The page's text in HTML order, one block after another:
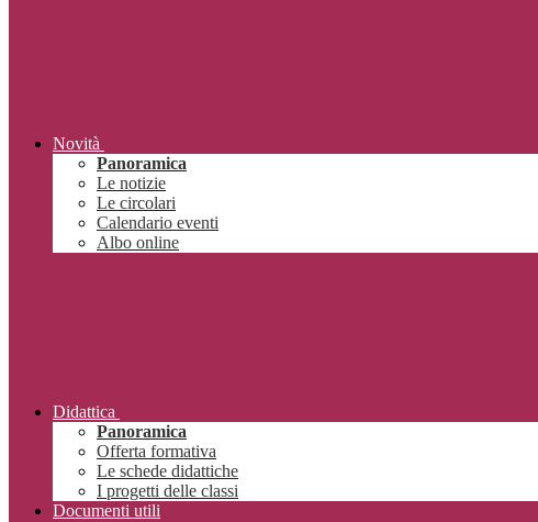
Novità
Panoramica
Le notizie
Le circolari
Calendario eventi
Albo online
Didattica
Panoramica
Offerta formativa
Le schede didattiche
I progetti delle classi
Documenti utili